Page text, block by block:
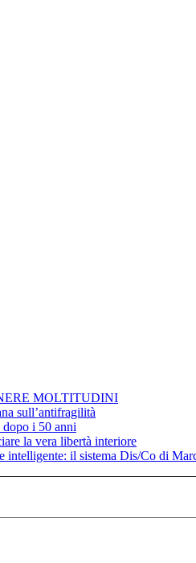
MOLTITUDINI
sull’antifragilità
i 50 anni
la vera libertà interiore
intelligente: il sistema Dis/Co di